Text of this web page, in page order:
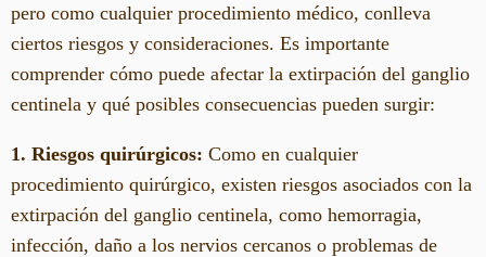
pero como cualquier procedimiento médico, conlleva
ciertos riesgos y consideraciones. Es importante
comprender cómo puede afectar la extirpación del ganglio
centinela y qué posibles consecuencias pueden surgir:
1. Riesgos quirúrgicos: Como en cualquier
procedimiento quirúrgico, existen riesgos asociados con la
extirpación del ganglio centinela, como hemorragia,
infección, daño a los nervios cercanos o problemas de